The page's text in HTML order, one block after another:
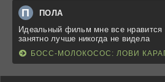
П ПОЛА
Идеальный фильм мне все нравится
занятно лучше никогда не видела
БОСС-МОЛОКОСОС: ЛОВИ